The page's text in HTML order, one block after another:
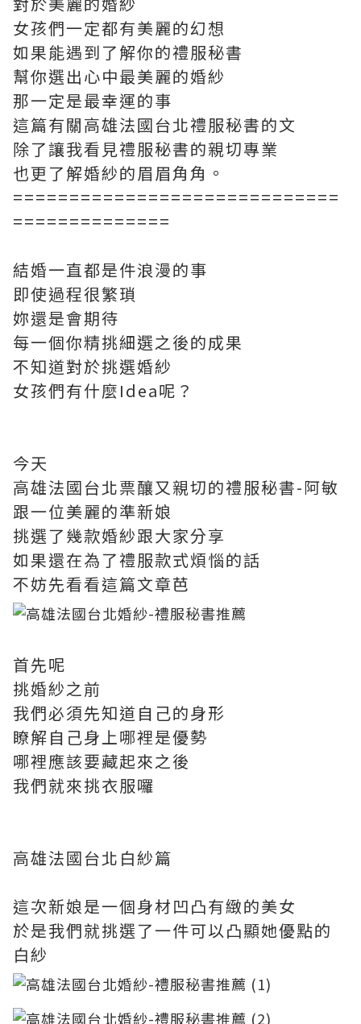
女孩們一定都有美麗的幻想
如果能遇到了解你的禮服秘書
幫你選出心中最美麗的婚紗
那一定是最幸運的事
這篇有關高雄法國台北禮服秘書的文
除了讓我看見禮服秘書的親切專業
也更了解婚紗的眉眉角角。
=============================
==============
結婚一直都是件浪漫的事
即使過程很繁瑣
妳還是會期待
每一個你精挑細選之後的成果
不知道對於挑選婚紗
女孩們有什麼Idea呢？
今天
高雄法國台北票釀又親切的禮服秘書-阿敏
跟一位美麗的準新娘
挑選了幾款婚紗跟大家分享
如果還在為了禮服款式煩惱的話
不妨先看看這篇文章芭
首先呢
挑婚紗之前
我們必須先知道自己的身形
瞭解自己身上哪裡是優勢
哪裡應該要藏起來之後
我們就來挑衣服囉
高雄法國台北白紗篇
這次新娘是一個身材凹凸有緻的美女
於是我們就挑選了一件可以凸顯她優點的
白紗